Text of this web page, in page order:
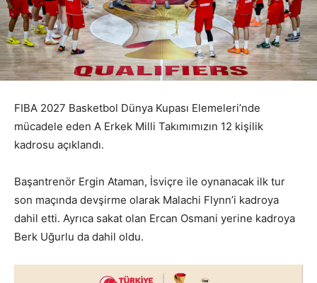
FIBA 2027 Basketbol Dünya Kupası Elemeleri’nde
mücadele eden A Erkek Milli Takımımızın 12 kişilik
kadrosu açıklandı.
Başantrenör Ergin Ataman, İsviçre ile oynanacak ilk tur
son maçında devşirme olarak Malachi Flynn’i kadroya
dahil etti. Ayrıca sakat olan Ercan Osmani yerine kadroya
Berk Uğurlu da dahil oldu.